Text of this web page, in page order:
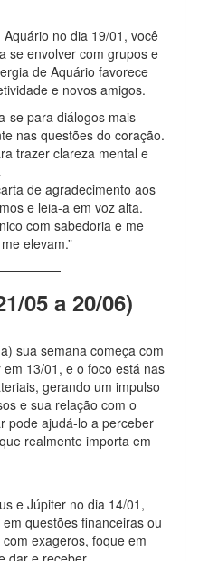
no dia 19/01, você
se envolver com grupos e
de Aquário favorece
e novos amigos.
se para diálogos mais
nas questões do coração.
trazer clareza mental e
de agradecimento aos
e leia-a em voz alta.
com sabedoria e me
elevam.”
05 a 20/06)
sua semana começa com
13/01, e o foco está nas
gerando um impulso
e sua relação com o
pode ajudá-lo a perceber
realmente importa em
e Júpiter no dia 14/01,
questões financeiras ou
exageros, foque em